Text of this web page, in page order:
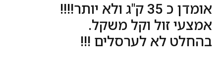
אומדן כ 35 ק"ג ולא יותר!!!!
אמצעי זול וקל משקל.
בהחלט לא לערסלים !!!